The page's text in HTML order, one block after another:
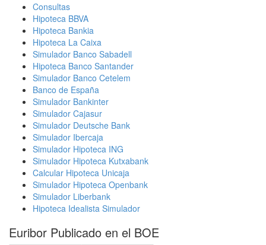
Consultas
Hipoteca BBVA
Hipoteca Bankia
Hipoteca La Caixa
Simulador Banco Sabadell
Hipoteca Banco Santander
Simulador Banco Cetelem
Banco de España
Simulador Bankinter
Simulador Cajasur
Simulador Deutsche Bank
Simulador Ibercaja
Simulador Hipoteca ING
Simulador Hipoteca Kutxabank
Calcular Hipoteca Unicaja
Simulador Hipoteca Openbank
Simulador Liberbank
Hipoteca Idealista Simulador
Euribor Publicado en el BOE